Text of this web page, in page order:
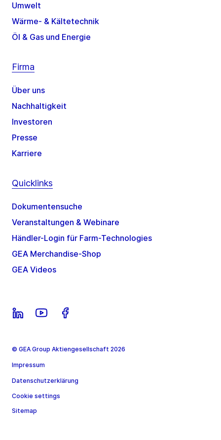
Umwelt
Wärme- & Kältetechnik
Öl & Gas und Energie
Firma
Über uns
Nachhaltigkeit
Investoren
Presse
Karriere
Quicklinks
Dokumentensuche
Veranstaltungen & Webinare
Händler-Login für Farm-Technologies
GEA Merchandise-Shop
GEA Videos
© GEA Group Aktiengesellschaft 2026
Impressum
Datenschutzerklärung
Cookie settings
Sitemap